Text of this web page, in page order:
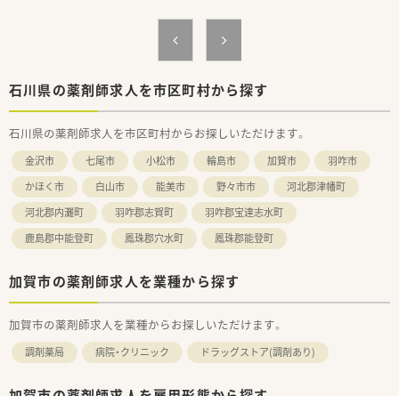
■調剤室の機械化を積極的に進めており、設備も充実していま
石川県の薬剤師求人を市区町村から探す
石川県の薬剤師求人を市区町村からお探しいただけます。
金沢市 七尾市 小松市 輪島市 加賀市
羽咋市
かほく市
白山市 能美市 野々市市
河北郡津幡町
河北郡内灘町
羽咋郡志賀町
羽咋郡宝達志水町
鹿島郡中能登町
鳳珠郡穴水町 鳳珠郡能登町
加賀市の薬剤師求人を業種から探す
加賀市の薬剤師求人を業種からお探しいただけます。
調剤薬局 病院・クリニック ドラッグストア(調剤あり)